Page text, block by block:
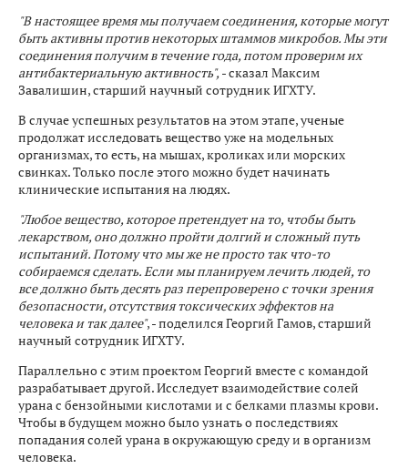
"В настоящее время мы получаем соединения, которые могут
быть активны против некоторых штаммов микробов. Мы эти
соединения получим в течение года, потом проверим их
антибактериальную активность", - сказал Максим
Завалишин, старший научный сотрудник ИГХТУ.
В случае успешных результатов на этом этапе, ученые
продолжат исследовать вещество уже на модельных
организмах, то есть, на мышах, кроликах или морских
свинках. Только после этого можно будет начинать
клинические испытания на людях.
"Любое вещество, которое претендует на то, чтобы быть
лекарством, оно должно пройти долгий и сложный путь
испытаний. Потому что мы же не просто так что-то
собираемся сделать. Если мы планируем лечить людей, то
все должно быть десять раз перепроверено с точки зрения
безопасности, отсутствия токсических эффектов на
человека и так далее", - поделился Георгий Гамов, старший
научный сотрудник ИГХТУ.
Параллельно с этим проектом Георгий вместе с командой
разрабатывает другой. Исследует взаимодействие солей
урана с бензойными кислотами и с белками плазмы крови.
Чтобы в будущем можно было узнать о последствиях
попадания солей урана в окружающую среду и в организм
человека.